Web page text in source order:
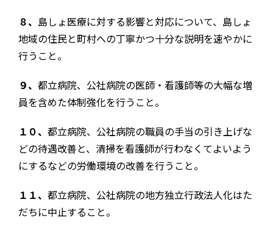
８、 島しょ医療に対する影響と対応について、島しょ
地域の住民と町村への丁寧かつ十分な説明を速やかに
行うこと。
９、 都立病院、公社病院の医師・看護師等の大幅な増
員を含めた体制強化を行うこと。
１０、 都立病院、公社病院の職員の手当の引き上げな
どの待遇改善と、清掃を看護師が行わなくてよいよう
にするなどの労働環境の改善を行うこと。
１１、 都立病院、公社病院の地方独立行政法人化はた
だちに中止すること。